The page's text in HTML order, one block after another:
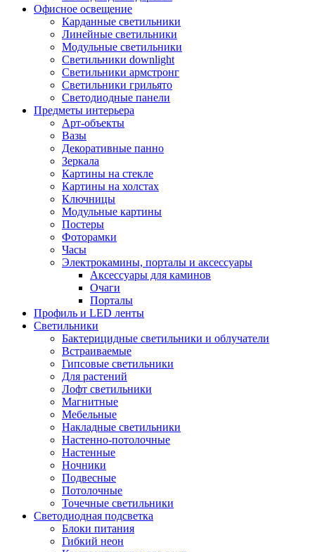
Офисное освещение
Карданные светильники
Линейные светильники
Модульные светильники
Светильники downlight
Светильники армстронг
Светильники грильято
Светодиодные панели
Предметы интерьера
Арт-объекты
Вазы
Декоративные панно
Зеркала
Картины на стекле
Картины на холстах
Ключницы
Модульные картины
Постеры
Фоторамки
Часы
Электрокамины, порталы и аксессуары
Аксессуары для каминов
Очаги
Порталы
Профиль и LED ленты
Светильники
Бактерицидные светильники и облучатели
Встраиваемые
Гипсовые светильники
Для растений
Лофт светильники
Магнитные
Мебельные
Накладные светильники
Настенно-потолочные
Настенные
Ночники
Подвесные
Потолочные
Точечные светильники
Светодиодная подсветка
Блоки питания
Гибкий неон